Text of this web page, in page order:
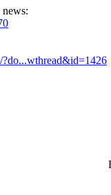
news: